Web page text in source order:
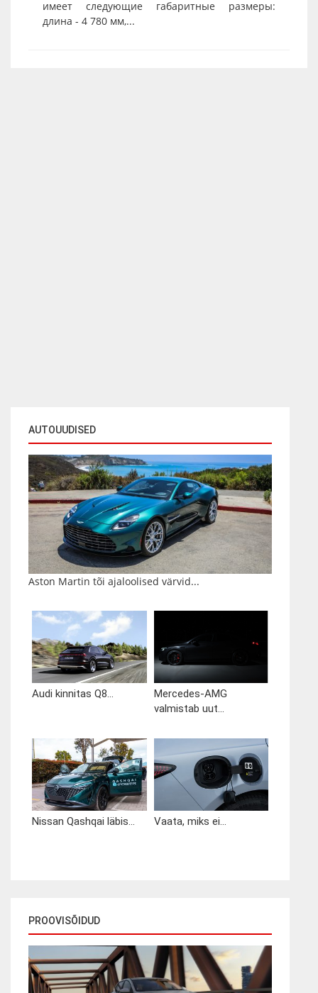
AUTOUUDISED
Aston Martin tõi ajaloolised värvid...
Audi kinnitas Q8...
Mercedes-AMG
valmistab uut...
Nissan Qashqai läbis... Vaata, miks ei...
PROOVISÕIDUD
имеет следующие габаритные размеры:
длина - 4 780 мм,...